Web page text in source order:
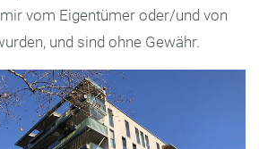
vom Eigentümer oder/und von
und sind ohne Gewähr.